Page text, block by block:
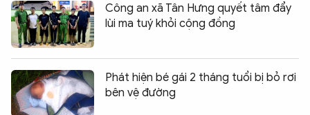
Công an xã Tân Hưng quyết tâm đẩy
lùi ma tuý khỏi cộng đồng
Phát hiện bé gái 2 tháng tuổi bị bỏ rơi
bên vệ đường